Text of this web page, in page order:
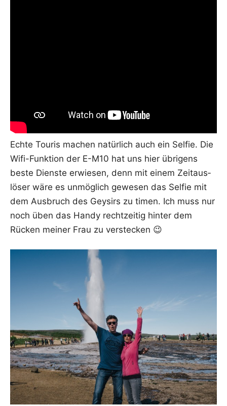
Ech­te Tou­ris machen natür­lich auch ein Sel­fie. Die
Wifi-Funk­ti­on der E-M10 hat uns hier übri­gens
bes­te Diens­te erwie­sen, denn mit einem Zeit­aus­
lö­ser wäre es unmög­lich gewe­sen das Sel­fie mit
dem Aus­bruch des Gey­sirs zu timen. Ich muss nur
noch üben das Han­dy recht­zei­tig hin­ter dem
Rücken mei­ner Frau zu verstecken 😉